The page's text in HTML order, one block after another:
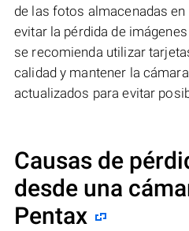
de las fotos almacenadas en
evitar la pérdida de
se recomienda utilizar
calidad y mantener la
actualizados para evitar
Causas de
desde una
Pentax